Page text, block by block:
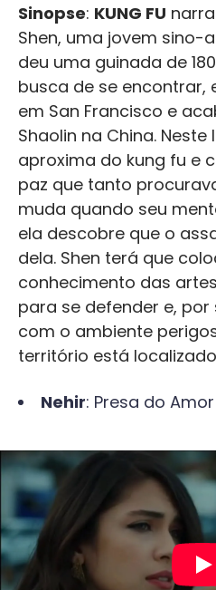
Sinopse: KUNG FU
Shen, uma jovem sino-
deu uma guinada de
busca de se encontrar,
em San Francisco e
Shaolin na China. Neste
aproxima do kung fu e
paz que tanto
muda quando seu
ela descobre que o
dela. Shen terá que
conhecimento das
para se defender e, por
com o ambiente
território está
Nehir: Presa do Amor